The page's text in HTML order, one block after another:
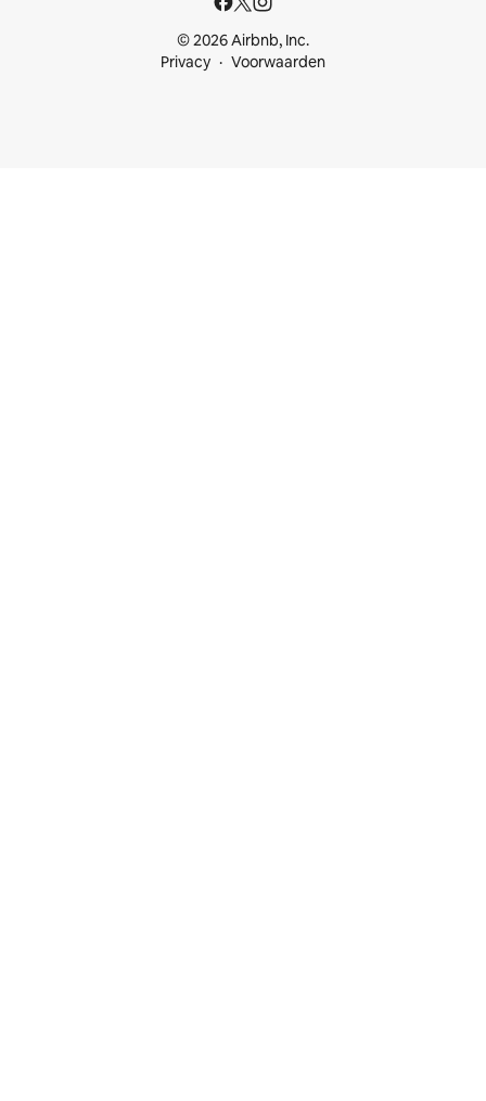
© 2026 Airbnb, Inc.
Privacy
Voorwaarden